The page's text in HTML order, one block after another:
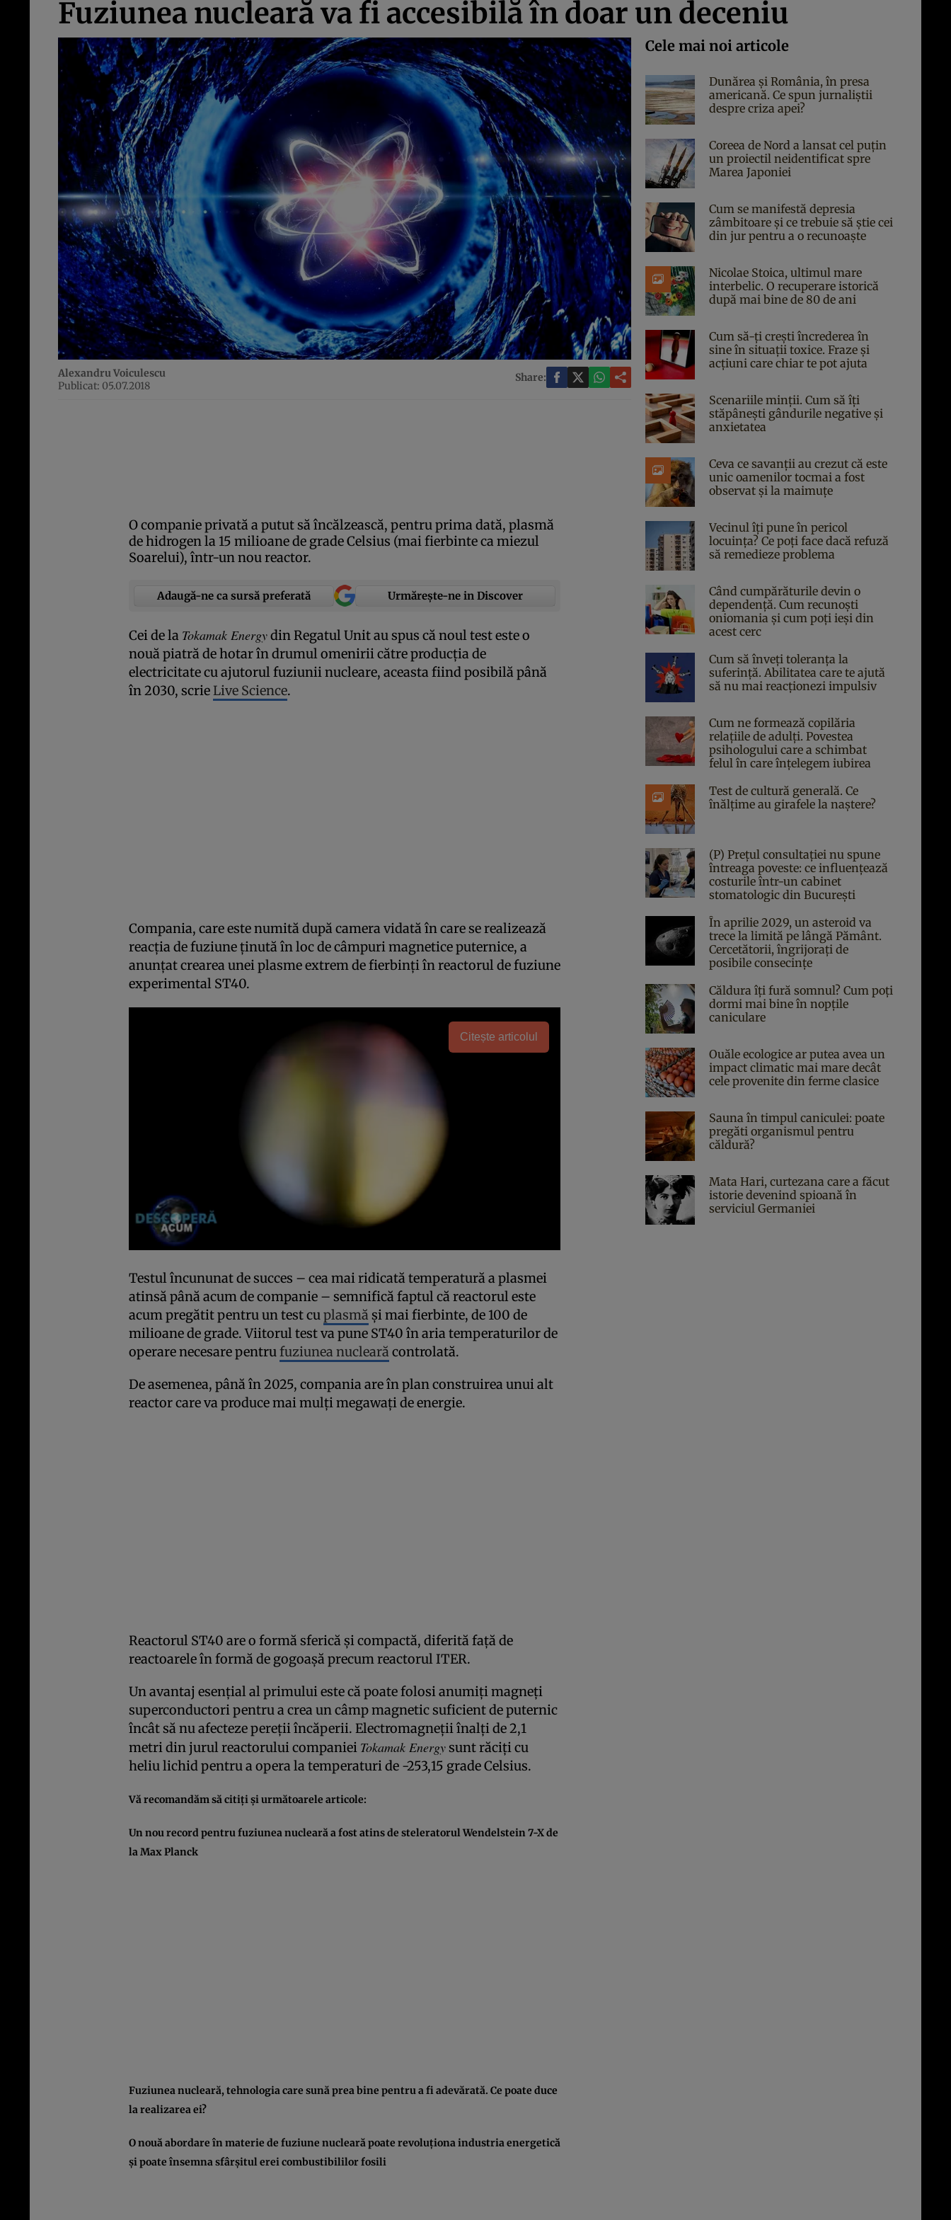
Fuziunea nucleară va fi accesibilă în doar un deceniu
Alexandru Voiculescu
Publicat: 05.07.2018
Share:
O companie privată a putut să încălzească, pentru prima dată, plasmă
de hidrogen la 15 milioane de grade Celsius (mai fierbinte ca miezul
Soarelui), într-un nou reactor.
Adaugă-ne ca sursă preferată Urmărește-ne in Discover
Cei de la Tokamak Energydin Regatul Unit au spus că noul test este o
nouă piatră de hotar în drumul omenirii către producţia de
electricitate cu ajutorul fuziunii nucleare, aceasta fiind posibilă până
în 2030, scrieLive Science.
Compania, care este numită după camera vidată în care se realizează
reacţia de fuziune ţinută în loc de câmpuri magnetice puternice, a
anunţat crearea unei plasme extrem de fierbinţi în reactorul de fuziune
experimental ST40.
Citește articolul
Testul încununat de succes – cea mai ridicată temperatură a plasmei
atinsă până acum de companie – semnifică faptul că reactorul este
acum pregătit pentru un test cuplasmă şi mai fierbinte, de 100 de
milioane de grade. Viitorul test va pune ST40 în aria temperaturilor de
operare necesare pentrufuziunea nucleară controlată.
De asemenea, până în 2025, compania are în plan construirea unui alt
reactor care va produce mai mulţi megawaţi de energie.
Reactorul ST40 are o formă sferică şi compactă, diferită faţă de
reactoarele în formă de gogoaşă precum reactorul ITER.
Un avantaj esenţial al primului este că poate folosi anumiţi magneţi
superconductori pentru a crea un câmp magnetic suficient de puternic
încât să nu afecteze pereţii încăperii. Electromagneţii înalţi de 2,1
metri din jurul reactorului companiei Tokamak Energysunt răciţi cu
heliu lichid pentru a opera la temperaturi de -253,15 grade Celsius.
Vă recomandăm să citiţi şi următoarele articole:
Un nou record pentru fuziunea nucleară a fost atins de steleratorul Wendelstein 7-X de
la Max Planck
Fuziunea nucleară, tehnologia care sună prea bine pentru a fi adevărată. Ce poate duce
la realizarea ei?
O nouă abordare în materie de fuziune nucleară poate revoluţiona industria energetică
şi poate însemna sfârşitul erei combustibililor fosili
Cele mai noi articole
Dunărea și România, în presa
americană. Ce spun jurnaliștii
despre criza apei?
Coreea de Nord a lansat cel puțin
un proiectil neidentificat spre
Marea Japoniei
Cum se manifestă depresia
zâmbitoare și ce trebuie să știe cei
din jur pentru a o recunoaște
Nicolae Stoica, ultimul mare
interbelic. O recuperare istorică
după mai bine de 80 de ani
Cum să-ți crești încrederea în
sine în situații toxice. Fraze și
acțiuni care chiar te pot ajuta
Scenariile minții. Cum să îți
stăpânești gândurile negative și
anxietatea
Ceva ce savanții au crezut că este
unic oamenilor tocmai a fost
observat și la maimuțe
Vecinul îți pune în pericol
locuința? Ce poți face dacă refuză
să remedieze problema
Când cumpărăturile devin o
dependență. Cum recunoști
oniomania și cum poți ieși din
acest cerc
Cum să înveți toleranța la
suferință. Abilitatea care te ajută
să nu mai reacționezi impulsiv
Cum ne formează copilăria
relațiile de adulți. Povestea
psihologului care a schimbat
felul în care înțelegem iubirea
Test de cultură generală. Ce
înălțime au girafele la naștere?
(P) Prețul consultației nu spune
întreaga poveste: ce influențează
costurile într-un cabinet
stomatologic din București
În aprilie 2029, un asteroid va
trece la limită pe lângă Pământ.
Cercetătorii, îngrijorați de
posibile consecințe
Căldura îți fură somnul? Cum poți
dormi mai bine în nopțile
caniculare
Ouăle ecologice ar putea avea un
impact climatic mai mare decât
cele provenite din ferme clasice
Sauna în timpul caniculei: poate
pregăti organismul pentru
căldură?
Mata Hari, curtezana care a făcut
istorie devenind spioană în
serviciul Germaniei